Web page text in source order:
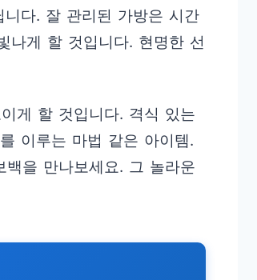
다. 잘 관리된 가방은 시간
나게 할 것입니다. 현명한 선
게 할 것입니다. 격식 있는
이루는 마법 같은 아이템.
을 만나보세요. 그 놀라운